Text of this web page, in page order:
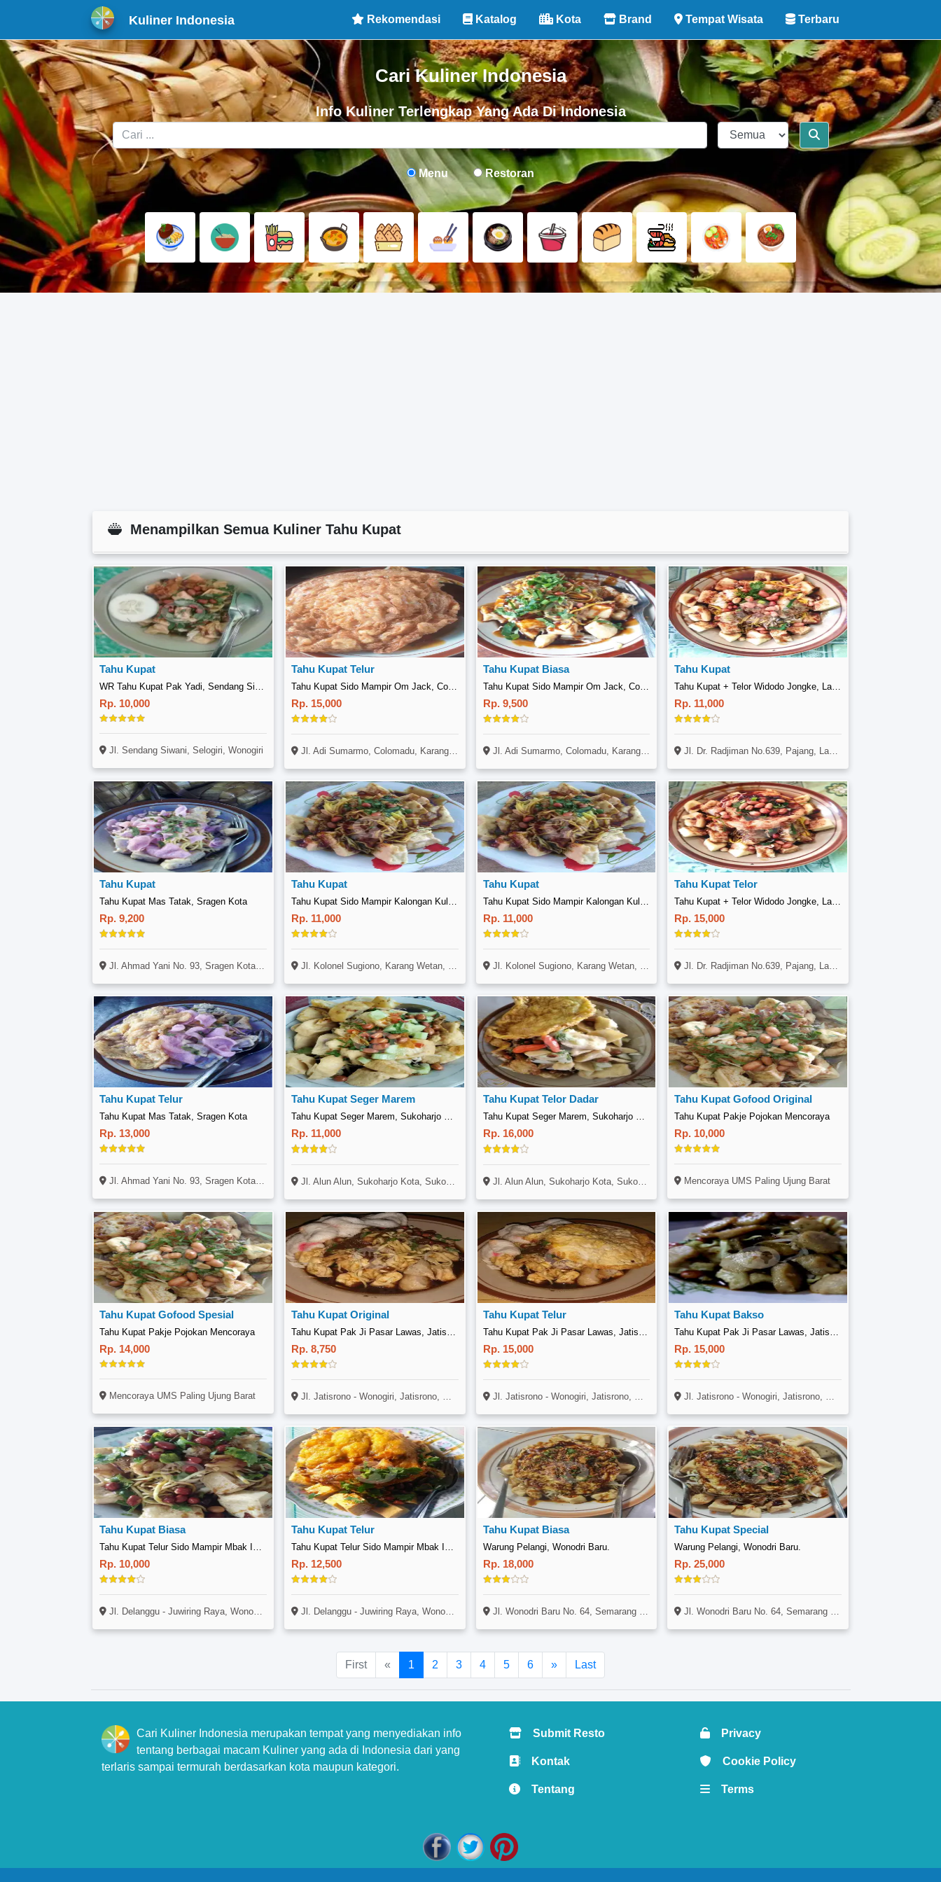
Kuliner Indonesia Rekomendasi Katalog Kota Brand Tempat Wisata Terbaru
Cari Kuliner Indonesia
Info Kuliner Terlengkap Yang Ada Di Indonesia
Menu Restoran
Menampilkan Semua Kuliner Tahu Kupat
Tahu Kupat
WR Tahu Kupat Pak Yadi, Sendang Siwani
Rp. 10,000
Jl. Sendang Siwani, Selogiri, Wonogiri
Tahu Kupat Telur
Tahu Kupat Sido Mampir Om Jack, Colomadu
Rp. 15,000
Jl. Adi Sumarmo, Colomadu, Karanganyar
Tahu Kupat Biasa
Tahu Kupat Sido Mampir Om Jack, Colomadu
Rp. 9,500
Jl. Adi Sumarmo, Colomadu, Karanganyar
Tahu Kupat
Tahu Kupat + Telor Widodo Jongke, Laweyan
Rp. 11,000
Jl. Dr. Radjiman No.639, Pajang, Lawean, Surakarta
Tahu Kupat
Tahu Kupat Mas Tatak, Sragen Kota
Rp. 9,200
Jl. Ahmad Yani No. 93, Sragen Kota, Sragen
Tahu Kupat
Tahu Kupat Sido Mampir Kalongan Kulon, Tasikmadu
Rp. 11,000
Jl. Kolonel Sugiono, Karang Wetan, Papahan, , . Tasikmadu, Karanganyar, Solo
Tahu Kupat
Tahu Kupat Sido Mampir Kalongan Kulon, Tasikmadu
Rp. 11,000
Jl. Kolonel Sugiono, Karang Wetan, Papahan, , . Tasikmadu, Karanganyar, Solo
Tahu Kupat Telor
Tahu Kupat + Telor Widodo Jongke, Laweyan
Rp. 15,000
Jl. Dr. Radjiman No.639, Pajang, Lawean, Surakarta
Tahu Kupat Telur
Tahu Kupat Mas Tatak, Sragen Kota
Rp. 13,000
Jl. Ahmad Yani No. 93, Sragen Kota, Sragen
Tahu Kupat Seger Marem
Tahu Kupat Seger Marem, Sukoharjo Kota
Rp. 11,000
Jl. Alun Alun, Sukoharjo Kota, Sukoharjo
Tahu Kupat Telor Dadar
Tahu Kupat Seger Marem, Sukoharjo Kota
Rp. 16,000
Jl. Alun Alun, Sukoharjo Kota, Sukoharjo
Tahu Kupat Gofood Original
Tahu Kupat Pakje Pojokan Mencoraya
Rp. 10,000
Mencoraya UMS Paling Ujung Barat
Tahu Kupat Gofood Spesial
Tahu Kupat Pakje Pojokan Mencoraya
Rp. 14,000
Mencoraya UMS Paling Ujung Barat
Tahu Kupat Original
Rp. 8,750
Jl. Jatisrono - Wonogiri, Jatisrono, Wonogiri
Tahu Kupat Telur
Rp. 15,000
Jl. Jatisrono - Wonogiri, Jatisrono, Wonogiri
Tahu Kupat Bakso
Rp. 15,000
Jl. Jatisrono - Wonogiri, Jatisrono, Wonogiri
Tahu Kupat Biasa
Rp. 10,000
Jl. Delanggu - Juwiring Raya, Wonosari Klaten, Solo
Tahu Kupat Telur
Rp. 12,500
Jl. Delanggu - Juwiring Raya, Wonosari Klaten, Solo
Tahu Kupat Biasa
Warung Pelangi, Wonodri Baru.
Rp. 18,000
Jl. Wonodri Baru No. 64, Semarang Selatan, Semarang
Tahu Kupat Special
Warung Pelangi, Wonodri Baru.
Rp. 25,000
Jl. Wonodri Baru No. 64, Semarang Selatan, Semarang
First « 1 2 3 4 5 6 » Last
Cari Kuliner Indonesia merupakan tempat yang menyediakan info
tentang berbagai macam Kuliner yang ada di Indonesia dari yang
terlaris sampai termurah berdasarkan kota maupun kategori.
Submit Resto
Kontak
Tentang
Privacy
Cookie Policy
Terms